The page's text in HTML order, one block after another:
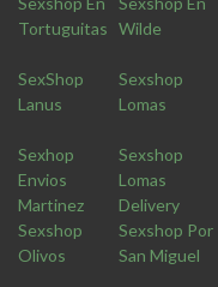
Tortuguitas Wilde
SexShop
Lanus
Sexshop
Lomas
Sexhop
Envios
Martinez
Sexshop
Lomas
Delivery
Sexshop
Olivos
Sexshop Por
San Miguel